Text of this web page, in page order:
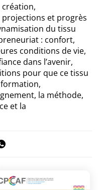
et progrès
du tissu
: confort,
conditions de vie,
dans l’avenir,
pour que ce tissu
la méthode,
et la